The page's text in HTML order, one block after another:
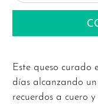
Este queso curado
días alcanzando
recuerdos a cuero